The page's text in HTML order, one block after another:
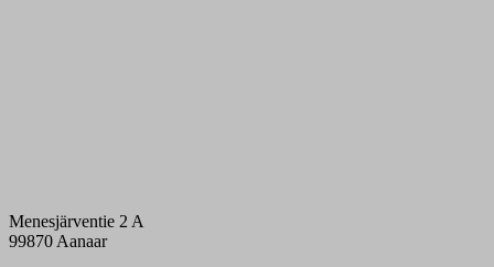
Menesjärventie 2 A
99870 Aanaar